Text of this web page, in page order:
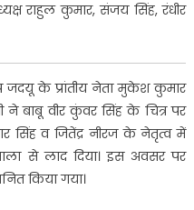
राहुल कुमार, संजय सिंह, रंधीर
के प्रांतीय नेता मुकेश कुमार
बाबू वीर कुंवर सिंह के चित्र पर
सिंह व जितेंद्र नीरज के नेतृत्व में
से लाद दिया। इस अवसर पर
किया गया।